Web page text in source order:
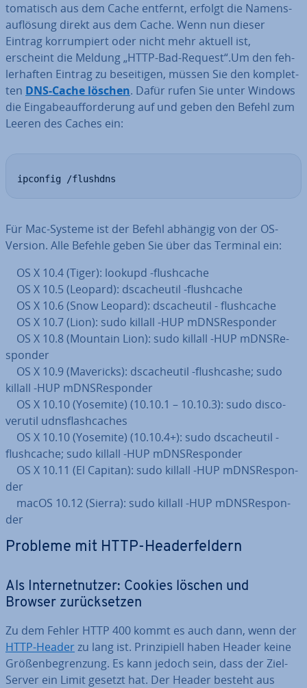
to­ma­tisch aus dem Cache entfernt, erfolgt die Na­mens­
auf­lö­sung direkt aus dem Cache. Wenn nun dieser
Eintrag kor­rum­piert oder nicht mehr aktuell ist,
erscheint die Meldung „HTTP-Bad-Request“.Um den feh­
ler­haf­ten Eintrag zu be­sei­ti­gen, müssen Sie den kom­plet­
ten DNS-Cache löschen. Dafür rufen Sie unter Windows
die Ein­ga­be­auf­for­de­rung auf und geben den Befehl zum
Leeren des Caches ein:
ipconfig /flushdns
Für Mac-Systeme ist der Befehl abhängig von der OS-
Version. Alle Befehle geben Sie über das Terminal ein:
OS X 10.4 (Tiger): lookupd -flush­cache
OS X 10.5 (Leopard): ds­cacheu­til -flush­cache
OS X 10.6 (Snow Leopard): ds­cacheu­til - flush­cache
OS X 10.7 (Lion): sudo killall -HUP mDNS­Re­spon­der
OS X 10.8 (Mountain Lion): sudo killall -HUP mDNS­Re­
spon­der
OS X 10.9 (Mavericks): ds­cacheu­til -flush­cas­he; sudo
killall -HUP mDNS­Re­spon­der
OS X 10.10 (Yosemite) (10.10.1 – 10.10.3): sudo dis­co­
veru­til udns­flash­caches
OS X 10.10 (Yosemite) (10.10.4+): sudo ds­cacheu­til -
flush­cache; sudo killall -HUP mDNS­Re­spon­der
OS X 10.11 (El Capitan): sudo killall -HUP mDNS­Re­spon­
der
macOS 10.12 (Sierra): sudo killall -HUP mDNS­Re­spon­
der
Probleme mit HTTP-Head­er­fel­dern
Als In­ter­net­nut­zer: Cookies löschen und
Browser zu­rück­set­zen
Zu dem Fehler HTTP 400 kommt es auch dann, wenn der
HTTP-Headerzu lang ist. Prin­zi­pi­ell haben Header keine
Grö­ßen­be­gren­zung. Es kann jedoch sein, dass der Ziel-
Server ein Limit gesetzt hat. Der Header besteht aus